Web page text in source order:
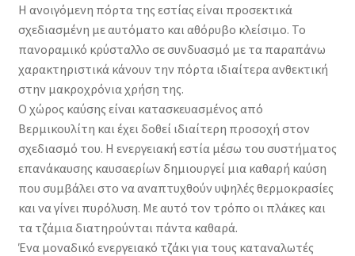
Η ανοιγόμενη πόρτα της εστίας είναι προσεκτικά
σχεδιασμένη με αυτόματο και αθόρυβο κλείσιμο. Το
πανοραμικό κρύσταλλο σε συνδυασμό με τα παραπάνω
χαρακτηριστικά κάνουν την πόρτα ιδιαίτερα ανθεκτική
στην μακροχρόνια χρήση της.
Ο χώρος καύσης είναι κατασκευασμένος από
Βερμικουλίτη και έχει δοθεί ιδιαίτερη προσοχή στον
σχεδιασμό του. Η ενεργειακή εστία μέσω του συστήματος
επανάκαυσης καυσαερίων δημιουργεί μια καθαρή καύση
που συμβάλει στο να αναπτυχθούν υψηλές θερμοκρασίες
και να γίνει πυρόλυση. Με αυτό τον τρόπο οι πλάκες και
τα τζάμια διατηρούνται πάντα καθαρά.
Ένα μοναδικό ενεργειακό τζάκι για τους καταναλωτές